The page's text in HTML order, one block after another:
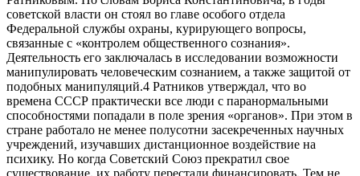
советской власти он стоял во главе особого отдела
Федеральной службы охраны, курирующего вопросы,
связанные с «контролем общественного сознания».
Деятельность его заключалась в исследовании возможности
манипулировать человеческим сознанием, а также защитой от
подобных манипуляций.4 Ратников утверждал, что во
времена СССР практически все люди с паранормальными
способностями попадали в поле зрения «органов». При этом в
стране работало не менее полусотни засекреченных научных
учреждений, изучавших дистанционное воздействие на
психику. Но когда Советский Союз прекратил свое
существование, их работу перестали финансировать. Тем не